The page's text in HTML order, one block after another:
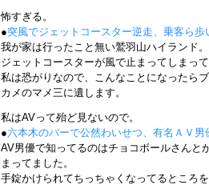
怖すぎる。
●突風でジェットコースター逆走、乗客ら
我が家は行ったこと無い鷲羽山ハイランド。
ジェットコースターが風で止まってしまっ
私は恐がりなので、こんなことになったら
カメのマメ三に遺します。
私はAVって殆ど見ないので。
●六本木のバーで公然わいせつ、有名ＡＶ男
AV男優で知ってるのはチョコボールさんと
まってました。
手錠かけられてちっちゃくなってるところ